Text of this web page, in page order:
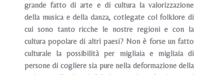
grande fatto di arte e di cultura la valorizzazione
della musica e della danza, cotlegate col folklore di
cui sono tanto ricche le nostre regioni e con la
cultura popolare di altri paesi? Non è forse un fatto
culturale la possibilità per migliaia e migliaia di
persone di cogliere sia pure nella deformazione della